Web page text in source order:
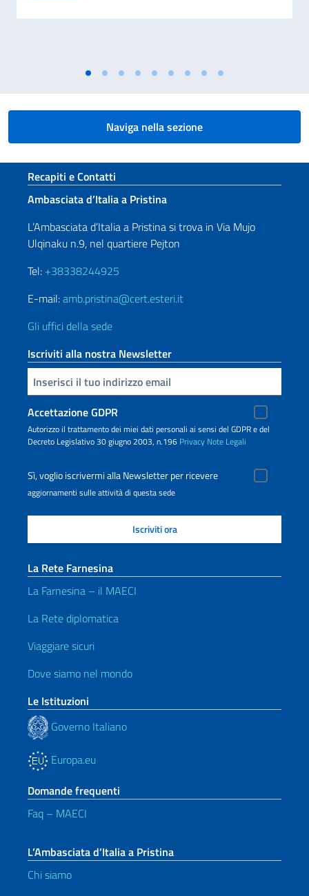
Naviga nella sezione
Sezione footer
Recapiti e Contatti
Ambasciata d’Italia a Pristina
L’Ambasciata d’Italia a Pristina si trova in Via Mujo
Ulqinaku n.9, nel quartiere Pejton
Tel: +38338244925
E-mail:amb.pristina@cert.esteri.it
Gli uffici della sede
Iscriviti alla nostra Newsletter
Inserisci la tua email
Accettazione GDPR
Autorizzo il trattamento dei miei dati personali ai sensi del GDPR e del
Decreto Legislativo 30 giugno 2003, n.196 Privacy Note Legali
Sì, voglio iscrivermi alla Newsletter per ricevere
aggiornamenti sulle attività di questa sede
La Rete Farnesina
La Farnesina – il MAECI
La Rete diplomatica
Viaggiare sicuri
Dove siamo nel mondo
Le Istituzioni
Governo Italiano
Europa.eu
Domande frequenti
Faq – MAECI
L’Ambasciata d’Italia a Pristina
Chi siamo